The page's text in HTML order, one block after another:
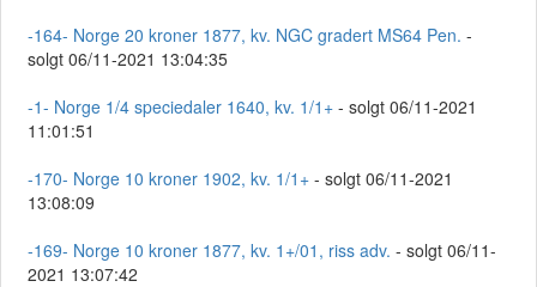
-164- Norge 20 kroner 1877, kv. NGC gradert MS64 Pen. -
solgt 06/11-2021 13:04:35
-1- Norge 1/4 speciedaler 1640, kv. 1/1+ - solgt 06/11-2021
11:01:51
-170- Norge 10 kroner 1902, kv. 1/1+ - solgt 06/11-2021
13:08:09
-169- Norge 10 kroner 1877, kv. 1+/01, riss adv. - solgt 06/11-
2021 13:07:42